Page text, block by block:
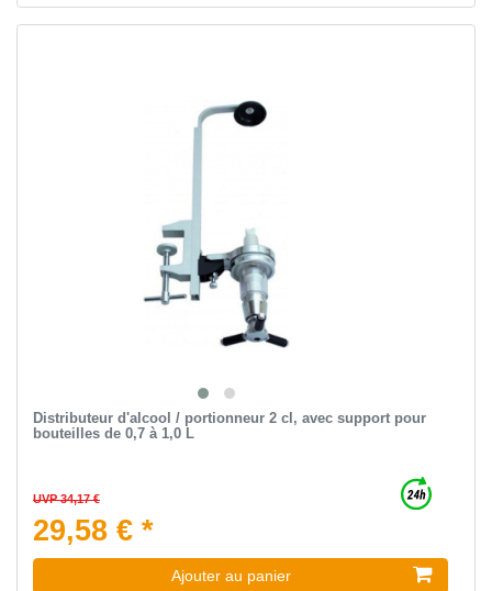
Distributeur d'alcool / portionneur 2 cl, avec support pour
bouteilles de 0,7 à 1,0 L
UVP 34,17 €
29,58 € *
Ajouter au panier